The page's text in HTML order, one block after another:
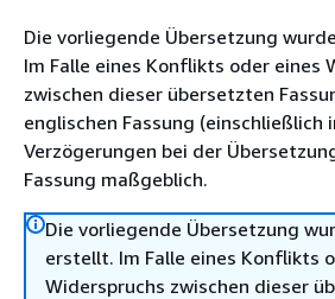
Die vorliegende Übersetzung
Im Falle eines Konflikts oder eines
zwischen dieser übersetzten
englischen Fassung (einschließlich
Verzögerungen bei der
Fassung maßgeblich.
Die vorliegende Übersetzung
erstellt. Im Falle eines Konflikts
Widerspruchs zwischen dieser